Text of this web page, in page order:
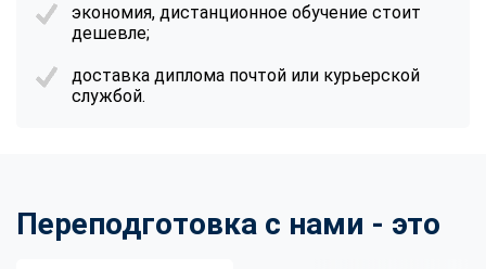
экономия, дистанционное обучение стоит
дешевле;
доставка диплома почтой или курьерской
службой.
Переподготовка с нами - это